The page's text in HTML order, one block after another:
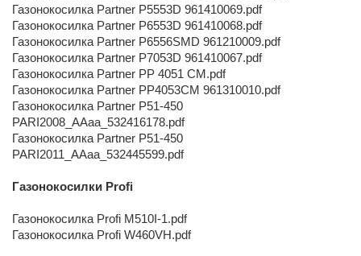
Газонокосилка Partner P5553D 961410069.pdf
Газонокосилка Partner P6553D 961410068.pdf
Газонокосилка Partner P6556SMD 961210009.pdf
Газонокосилка Partner P7053D 961410067.pdf
Газонокосилка Partner PP 4051 CM.pdf
Газонокосилка Partner PP4053CM 961310010.pdf
Газонокосилка Partner Р51-450
PARI2008_AAaa_532416178.pdf
Газонокосилка Partner Р51-450
PARI2011_AAaa_532445599.pdf
Газонокосилки Profi
Газонокосилка Profi M510I-1.pdf
Газонокосилка Profi W460VH.pdf